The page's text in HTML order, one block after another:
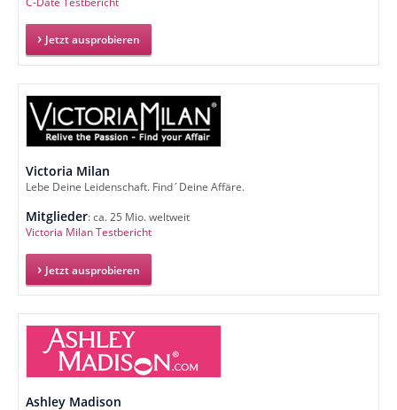
Jetzt ausprobieren
Victoria Milan
Lebe Deine Leidenschaft. Find´Deine Affäre.
Mitglieder: ca. 25 Mio. weltweit
Victoria Milan Testbericht
Jetzt ausprobieren
Ashley Madison